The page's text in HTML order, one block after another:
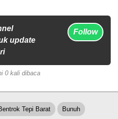
update
Follow
0 kali dibaca
Tepi Barat Bunuh